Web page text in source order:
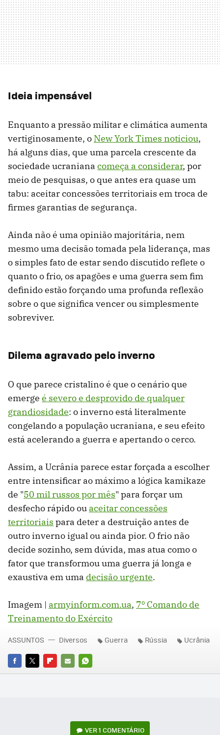
Ideia impensável
Enquanto a pressão militar e climática aumenta
vertiginosamente, o New York Times noticiou,
há alguns dias, que uma parcela crescente da
sociedade ucraniana começa a considerar, por
meio de pesquisas, o que antes era quase um
tabu: aceitar concessões territoriais em troca de
firmes garantias de segurança.
Ainda não é uma opinião majoritária, nem
mesmo uma decisão tomada pela liderança, mas
o simples fato de estar sendo discutido reflete o
quanto o frio, os apagões e uma guerra sem fim
definido estão forçando uma profunda reflexão
sobre o que significa vencer ou simplesmente
sobreviver.
Dilema agravado pelo inverno
O que parece cristalino é que o cenário que
emerge é severo e desprovido de qualquer
grandiosidade: o inverno está literalmente
congelando a população ucraniana, e seu efeito
está acelerando a guerra e apertando o cerco.
Assim, a Ucrânia parece estar forçada a escolher
entre intensificar ao máximo a lógica kamikaze
de "50 mil russos por mês" para forçar um
desfecho rápido ou aceitar concessões
territoriais para deter a destruição antes de
outro inverno igual ou ainda pior. O frio não
decide sozinho, sem dúvida, mas atua como o
fator que transformou uma guerra já longa e
exaustiva em uma decisão urgente.
Imagem | armyinform.com.ua, 7º Comando de
Treinamento do Exército
FACEBOOK
TWITTERFLIPBOARD
E-
WHATSAPP
ASSUNTOS Diversos Guerra Rússia Ucrânia
VER1 COMENTÁRIO